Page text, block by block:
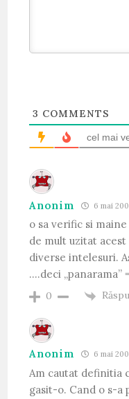
3 COMMENTS
cel mai
Anonim 6 mai
o sa verific si
de mult uzitat
diverse intelesuri.
….deci „panarama”
0
Anonim 6 mai
Am cautat definitia
gasit-o. Cand o s-a